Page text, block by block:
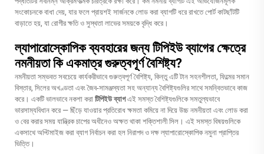
সংকোচনকে বাধা দেয়, যার ফলে প্রায়শই সার্জনকে লোড করা ব্যাগটি ধরে রাখতে পোর্ট কাটছাঁটটি
বাড়াতে হয়, যা রোগীর ক্ষতি ও সুস্থতা লাভের সময়কে বৃদ্ধি করে।
ল্যাপারোস্কোপিক ব্যবহারের জন্য টিপিইউ ব্যাগের ক্ষেত্রে
নমনীয়তা কি একমাত্র গুরুত্বপূর্ণ বৈশিষ্ট্য?
নমনীয়তা সম্ভবত সবচেয়ে কার্যকরীভাবে গুরুত্বপূর্ণ বৈশিষ্ট্য, কিন্তু এটি টান সহনশীলতা, ফিল্মের সমান
বিস্তার, সিলের অখণ্ডতা এবং জৈব-সামঞ্জস্যতা সহ অন্যান্য বৈশিষ্ট্যগুলির সাথে সমন্বিতভাবে কাজ
করে। একটি ভালভাবে নকশা করা টিপিইউ ব্যাগএই সমস্ত বৈশিষ্ট্যগুলিকে সমতুল্যভাবে
ভারসাম্যবিধান করে — ছিঁড়ে যাওয়ার প্রতিরোধ ক্ষমতা কমিয়ে না দিয়ে উচ্চ নমনীয়তা এবং লোড করা
ও বের করার সময় যান্ত্রিক চাপের অধীনেও অক্ষত থাকা শক্তিশালী সিল। এই সমস্ত বিষয়গুলিকে
একসাথে অপ্টিমাইজ করা ব্যাগ নির্বাচন করা হল নিরাপদ ও দক্ষ ল্যাপারোস্কোপিক নমুনা প্রাপ্তির
ভিত্তি।